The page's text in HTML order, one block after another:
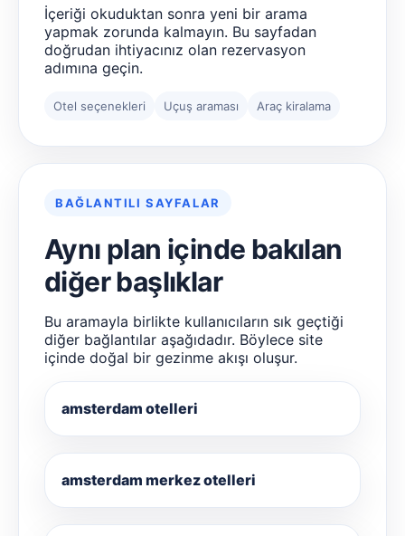
İçeriği okuduktan sonra yeni bir arama
yapmak zorunda kalmayın. Bu sayfadan
doğrudan ihtiyacınız olan rezervasyon
adımına geçin.
Otel seçenekleri Uçuş araması Araç kiralama
BAĞLANTILI SAYFALAR
Aynı plan içinde bakılan
diğer başlıklar
Bu aramayla birlikte kullanıcıların sık geçtiği
diğer bağlantılar aşağıdadır. Böylece site
içinde doğal bir gezinme akışı oluşur.
amsterdam otelleri
amsterdam merkez otelleri